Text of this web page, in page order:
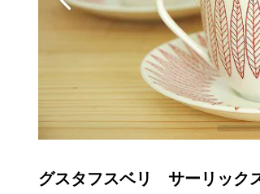
グスタフスベリ サーリック